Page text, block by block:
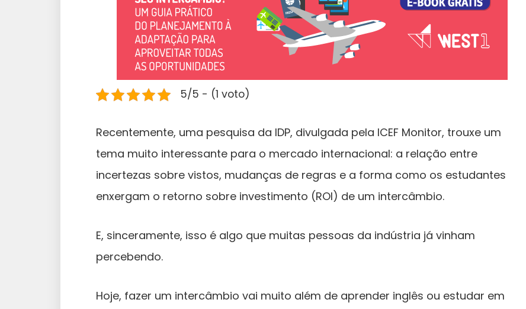
5/5 - (1 voto)
Recentemente, uma pesquisa da IDP, divulgada pela ICEF Monitor, trouxe um
tema muito interessante para o mercado internacional: a relação entre
incertezas sobre vistos, mudanças de regras e a forma como os estudantes
enxergam o retorno sobre investimento (ROI) de um intercâmbio.
E, sinceramente, isso é algo que muitas pessoas da indústria já vinham
percebendo.
Hoje, fazer um intercâmbio vai muito além de aprender inglês ou estudar em